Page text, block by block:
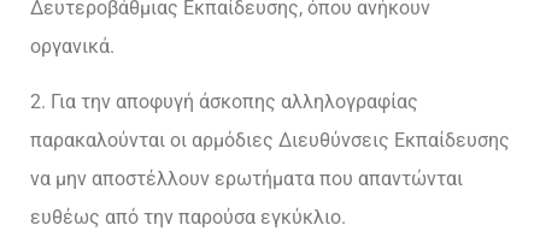
Δευτεροβάθμιας Εκπαίδευσης, όπου ανήκουν
οργανικά.
2. Για την αποφυγή άσκοπης αλληλογραφίας
παρακαλούνται οι αρμόδιες Διευθύνσεις Εκπαίδευσης
να μην αποστέλλουν ερωτήματα που απαντώνται
ευθέως από την παρούσα εγκύκλιο.